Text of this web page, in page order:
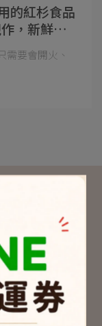
的紅杉食品
，新鮮懶
需要會開火、